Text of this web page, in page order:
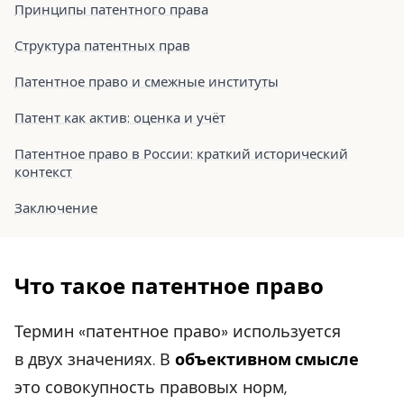
Принципы патентного права
Структура патентных прав
Патентное право и смежные институты
Патент как актив: оценка и учёт
Патентное право в России: краткий исторический
контекст
Заключение
Что такое патентное право
Термин «патентное право» используется
в двух значениях. В объективном смысле
это совокупность правовых норм,